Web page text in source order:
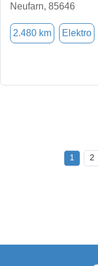
Neufarn, 85646
2.480 km Elektro
1 2